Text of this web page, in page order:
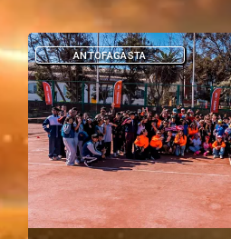
DEPORTES